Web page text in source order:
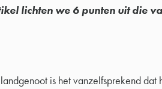
lichten we 6 punten uit die
is het vanzelfsprekend dat